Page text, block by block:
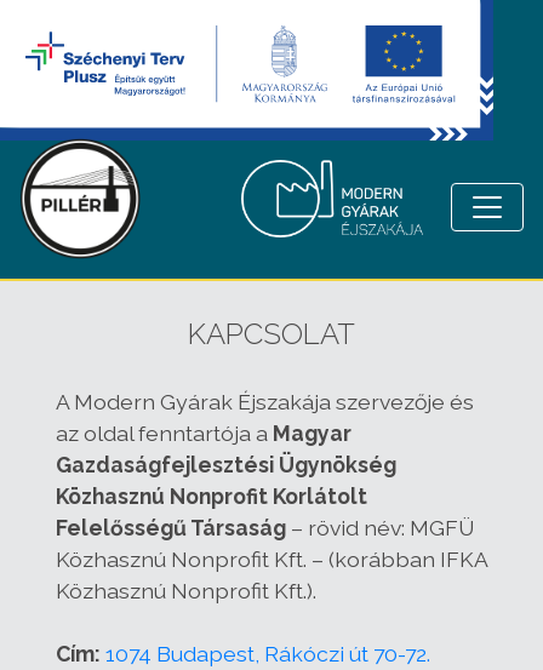
KAPCSOLAT
A Modern Gyárak Éjszakája szervezője és
az oldal fenntartója a Magyar
Gazdaságfejlesztési Ügynökség
Közhasznú Nonprofit Korlátolt
Felelősségű Társaság – rövid név: MGFÜ
Közhasznú Nonprofit Kft. – (korábban IFKA
Közhasznú Nonprofit Kft.).
Cím: 1074 Budapest, Rákóczi út 70-72.